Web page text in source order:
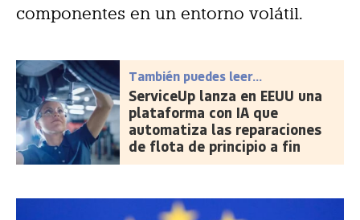
componentes en un entorno volátil.
También puedes leer...
ServiceUp lanza en EEUU una
plataforma con IA que
automatiza las reparaciones
de flota de principio a fin